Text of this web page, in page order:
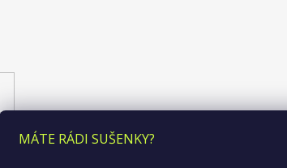
MÁTE RÁDI SUŠENKY?